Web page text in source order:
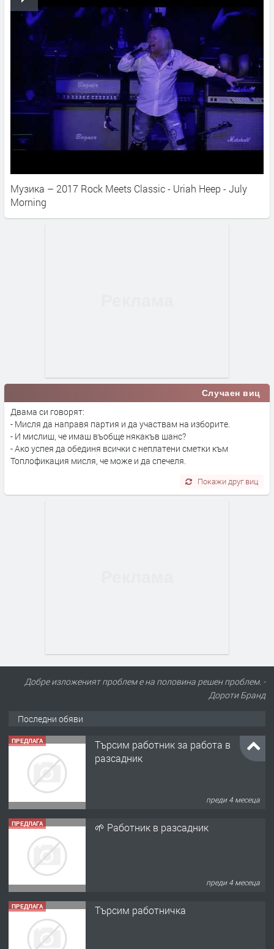
Музика – 2017 Rock Meets Classic - Uriah Heep - July
Morning
Случаен виц
Двама си говорят:
- Мисля да направя партия и да участвам на изборите.
- И мислиш, че имаш въобще някакъв шанс?
- Ако успея да обединя всички с неплатени сметки към
Топлофикация мисля, че може и да спечеля.
Покажи друг виц
Добре изложеният проблем е на половина решен проблем. -
Дороти Бранд
Последни обяви
ПРЕДЛАГА 🌱 Работник в разсадник
преди 4 месеца
ПРЕДЛАГА Търсим работничка
преди 10 месеца
ПРЕДЛАГА
Продава употребявани чисти и